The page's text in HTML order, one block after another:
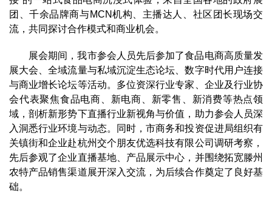
团、千余品牌商与MCN机构、主播达人、社区团长现场交
流，共同探讨合作模式和商业机会。
展会期间，我市参会人员先后参加了食品电商高质量发
展大会、全域流量与私域沉淀生态论坛、数字时代用户连接
与商业增长论坛等活动。多位资深行业专家、企业及行业协
会代表聚焦食品电商、新电商、新零售、新消费等热点领
域，剖析新形势下直播行业新视角与价值，助力参会人员深
入洞悉行业环境与动态。同时，市商务和投资促进局组织有
关镇街和企业赴杭州交个朋友优选科技有限公司调研考察，
先后参观了企业直播基地、产品展示中心，并围绕拓宽滕州
农特产品销售渠道展开深入交流，为后续合作奠定了良好基
础。